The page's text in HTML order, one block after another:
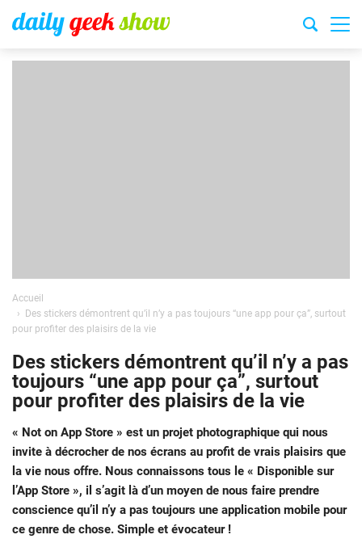
Accueil
Des stickers démontrent qu’il n’y a pas toujours “une app pour ça”, surtout
pour profiter des plaisirs de la vie
Des stickers démontrent qu’il n’y a pas
toujours “une app pour ça”, surtout
pour profiter des plaisirs de la vie
« Not on App Store » est un projet photographique qui nous
invite à décrocher de nos écrans au profit de vrais plaisirs que
la vie nous offre. Nous connaissons tous le « Disponible sur
l’App Store », il s’agit là d’un moyen de nous faire prendre
conscience qu’il n’y a pas toujours une application mobile pour
ce genre de chose. Simple et évocateur !